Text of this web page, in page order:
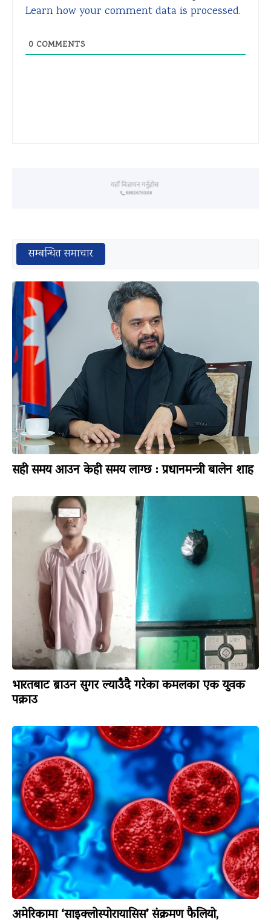
Learn how your comment data is processed.
0 COMMENTS
सम्बन्धित समाचार
सही समय आउन केही समय लाग्छ : प्रधानमन्त्री बालेन शाह
भारतबाट ब्राउन सुगर ल्याउँदै गरेका कमलका एक युवक
पक्राउ
अमेरिकामा ‘साइक्लोस्पोरायासिस’ संक्रमण फैलियो,